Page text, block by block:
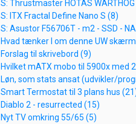
S: Thrustmaster HOTAS
S: ITX Fractal Define Nano S (8)
S: Asustor F56706T - m2 - SSD -
Hvad tænker I om denne UW
Forslag til skrivebord (9)
Hvilket mATX mobo til 5900x med
Løn, som stats ansat (udvikler/
Smart Termostat til 3 plans hus
Diablo 2 - resurrected (15)
Nyt TV omkring 55/65 (5)